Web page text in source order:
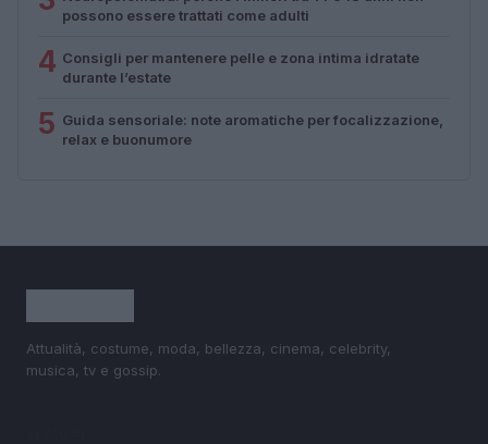
possono essere trattati come adulti
4 Consigli per mantenere pelle e zona intima idratate
durante l’estate
5 Guida sensoriale: note aromatiche per focalizzazione,
relax e buonumore
Attualità, costume, moda, bellezza, cinema, celebrity,
musica, tv e gossip.